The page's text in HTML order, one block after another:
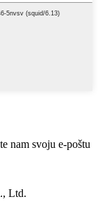
nam svoju e-poštu
Ltd.